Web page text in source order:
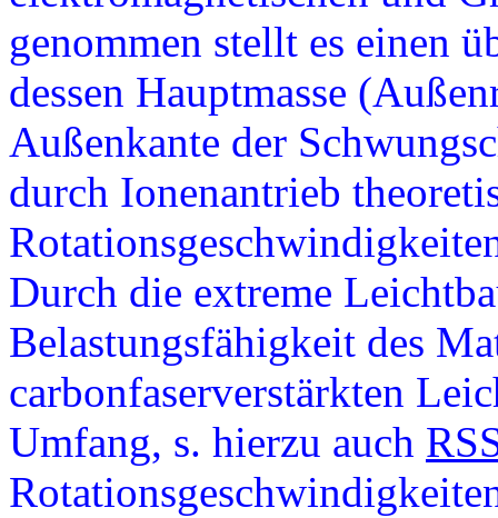
genommen stellt es einen
dessen Hauptmasse
Außenkante der
durch Ionenantrieb
Durch die extreme
Belastungsfähigkeit des
carbonfaserverstärkten
Umfang, s. hierzu auch